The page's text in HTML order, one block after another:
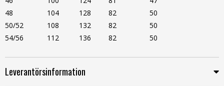
48
104 128 82
50
50/52
108 132 82
50
54/56
112 136 82 50
Leverantörsinformation